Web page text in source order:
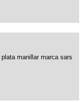
manillar marca sars